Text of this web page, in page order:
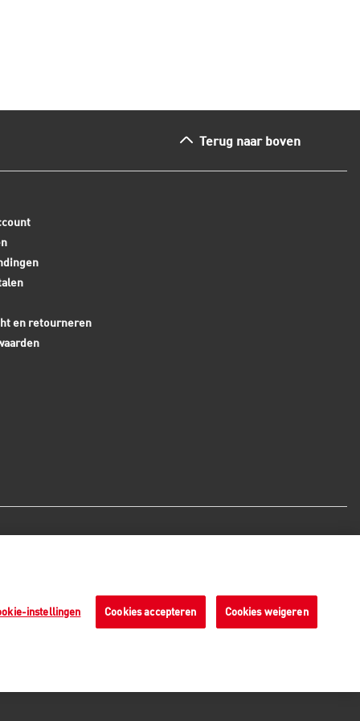
Terug naar boven
en retourneren
instellingen Cookies weigeren
Cookies accepteren